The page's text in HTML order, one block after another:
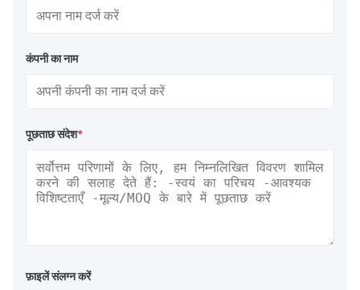
कंपनी का नाम
पूछताछ संदेश*
फ़ाइलें संलग्न करें